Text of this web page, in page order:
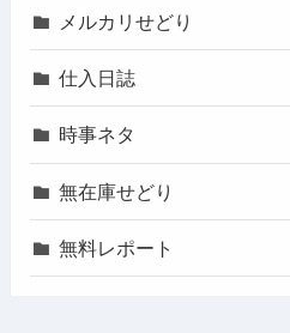
メルカリせどり
仕入日誌
時事ネタ
無在庫せどり
無料レポート